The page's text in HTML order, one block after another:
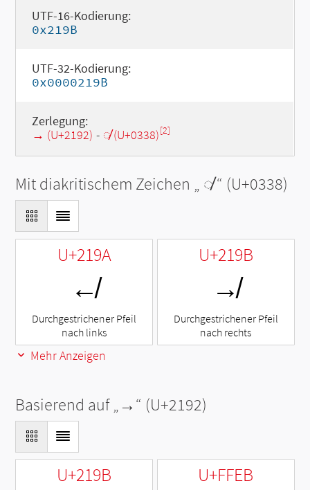
UTF-16-Kodierung:
0x219B
UTF-32-Kodierung:
0x0000219B
Zerlegung:
→ (U+2192) - ◌̸ (U+0338)[2]
Mit diakritischem Zeichen „ ◌̸“ (U+0338)
U+219A
↚
Durchgestrichener Pfeil
nach links
U+219B
↛
Durchgestrichener Pfeil
nach rechts
Mehr Anzeigen
Basierend auf „→“ (U+2192)
U+219B U+FFEB